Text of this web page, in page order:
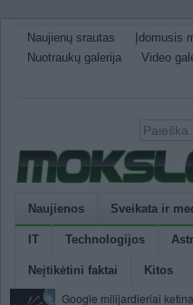
Naujienų srautas Įdomusis
Nuotraukų galerija
Video
Naujienos Sveikata ir
IT Technologijos
Neįtikėtini faktai Kitos
Google milijardieriai ketina